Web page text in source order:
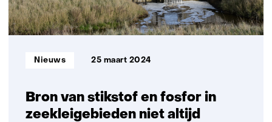
metingen
Bron van stikstof en fosfor in
zeekleigebieden niet altijd
Informatietype:
Nieuws 25 maart 2024